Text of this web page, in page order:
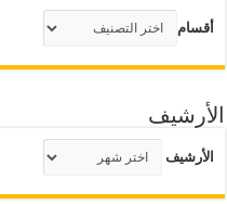
أقسام
الأرشيف
الأرشيف